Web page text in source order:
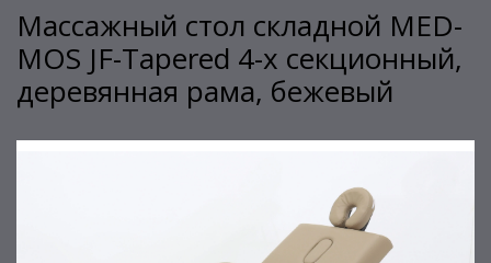
Массажный стол складной MED-
MOS JF-Tapered 4-х секционный,
деревянная рама, бежевый